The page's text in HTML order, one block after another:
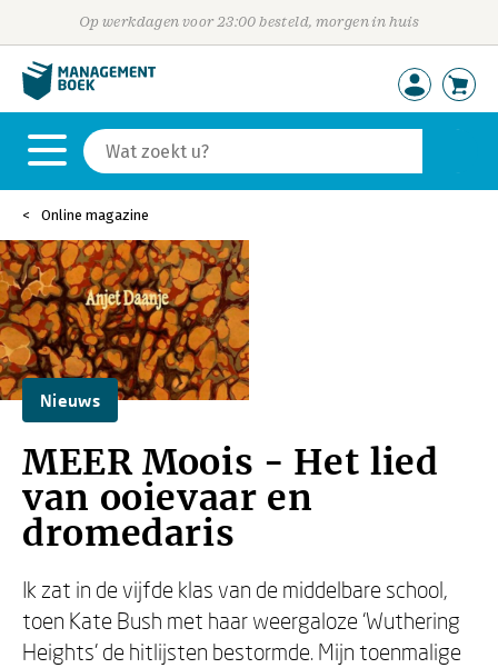
Op werkdagen voor 23:00 besteld, morgen in huis
Online magazine
Nieuws
MEER Moois - Het lied
van ooievaar en
dromedaris
Ik zat in de vijfde klas van de middelbare school,
toen Kate Bush met haar weergaloze ‘Wuthering
Heights’ de hitlijsten bestormde. Mijn toenmalige